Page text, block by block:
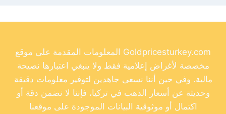
المعلومات المقدمة على موقع Goldpricesturkey.com
مخصصة لأغراض إعلامية فقط ولا ينبغي اعتبارها نصيحة
مالية. وفي حين أننا نسعى جاهدين لتوفير معلومات دقيقة
وحديثة عن أسعار الذهب في تركيا، فإننا لا نضمن دقة أو
اكتمال أو موثوقية البيانات الموجودة على موقعنا